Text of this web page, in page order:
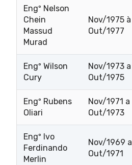
Engº Nelson
Chein
Massud
Murad
Nov/1975 à
Out/1977
Engº Wilson
Cury
Nov/1973 a
Out/1975
Engº Rubens
Oliari
Nov/1971 a
Out/1973
Engº Ivo
Ferdinando
Merlin
Nov/1969 a
Out/1971